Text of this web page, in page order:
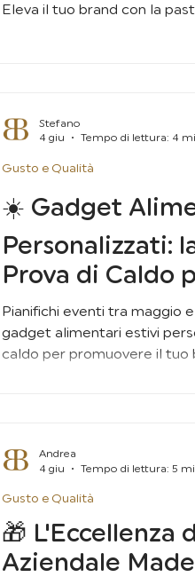
Eleva il tuo brand con la
☀️ Gadget
Personalizzati:
Prova di Caldo
Eventi
Pianifichi eventi tra maggio
gadget alimentari estivi
caldo per promuovere il tuo
Gusto e Qualità
Stefano
4 giu
Tempo di lettura: 4
🎁 L'Eccellenza
Aziendale
Gusto e Qualità
Andrea
4 giu
Tempo di lettura: 5